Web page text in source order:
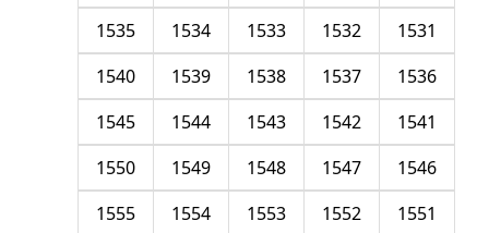
1531
1532
1533
1534
1535
1536
1537
1538
1539
1540
1541
1542
1543
1544
1545
1546
1547
1548
1549
1550
1551
1552
1553
1554
1555